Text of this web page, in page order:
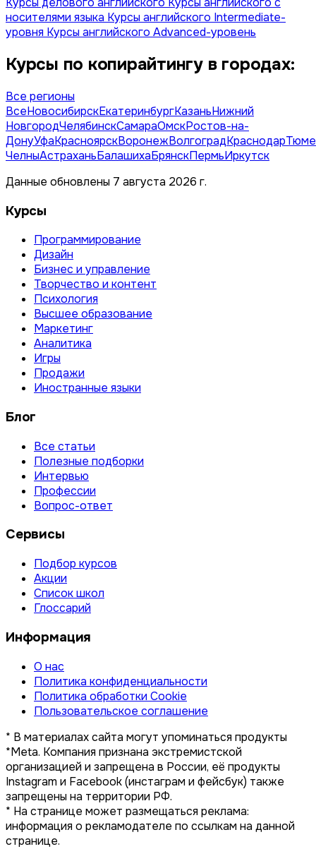
носителями языка Курсы английского Intermediate-
уровня Курсы английского Advanced-уровень
Курсы по копирайтингу в городах:
Все регионы
ВсеНовосибирскЕкатеринбургКазаньНижний
НовгородЧелябинскСамараОмскРостов-на-
ДонуУфаКрасноярскВоронежВолгоградКраснодар
ЧелныАстраханьБалашихаБрянскПермьИркутск
Данные обновлены 7 августа 2026 г.
Курсы
Программирование
Дизайн
Бизнес и управление
Творчество и контент
Психология
Высшее образование
Маркетинг
Аналитика
Игры
Продажи
Иностранные языки
Блог
Все статьи
Полезные подборки
Интервью
Профессии
Вопрос-ответ
Сервисы
Подбор курсов
Акции
Список школ
Глоссарий
Информация
О нас
Политика конфиденциальности
Политика обработки Cookie
Пользовательское соглашение
* В материалах сайта могут упоминаться продукты
*Meta. Компания признана экстремистской
организацией и запрещена в России, её продукты
Instagram и Facebook (инстаграм и фейсбук) также
запрещены на территории РФ.
* На странице может размещаться реклама:
информация о рекламодателе по ссылкам на данной
странице.